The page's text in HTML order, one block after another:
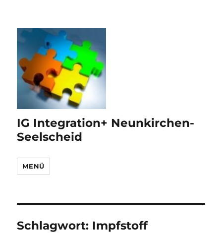
IG Integration+ Neunkirchen-
Seelscheid
MENÜ
Schlagwort: Impfstoff